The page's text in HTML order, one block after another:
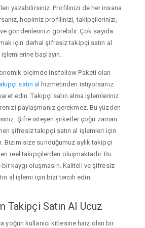
yazabilirsiniz. Profilinizi de her insana
hepimiz profilinizi, takipçilerinizi,
gönderilerinizi görebilir. Çok sayıda
için derhal şifresiz takipçi satın al
işlemlerine başlayın.
biçimde insfollow Paketi olan
satın al hizmetinden istiyorsanız
edin. Takipçi satın alma işlemleriniz
paylaşmanız gerekmez. Bu yüzden
Şifre isteyen şirketler çoğu zaman
şifresiz takipçi satın al işlemleri için
Bizim size sunduğumuz aylık takipçi
reel takipçilerden oluşmaktadır. Bu
kaygı oluşmasın. Kaliteli ve şifresiz
al işlemi için bizi tercih edin.
Takipçi Satın Al Ucuz
yoğun kullanıcı kitlesine haiz olan bir